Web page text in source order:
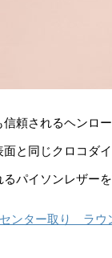
頼されるヘンロ
と同じクロコダ
パイソンレザー
ター取り ラウ